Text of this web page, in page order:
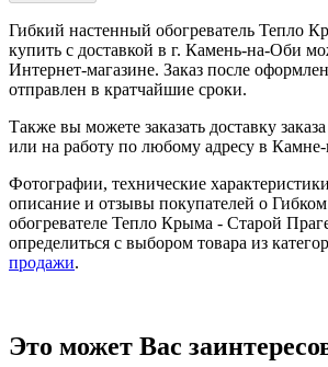
Гибкий настенный обогреватель Тепло
купить с доставкой в г. Камень-на-Оби
Интернет-магазине. Заказ после
отправлен в кратчайшие сроки.
Также вы можете заказать доставку
или на работу по любому адресу в
Фотографии, технические
описание и отзывы покупателей о
обогревателе Тепло Крыма - Старой
определиться с выбором товара из
продажи.
Это может Вас